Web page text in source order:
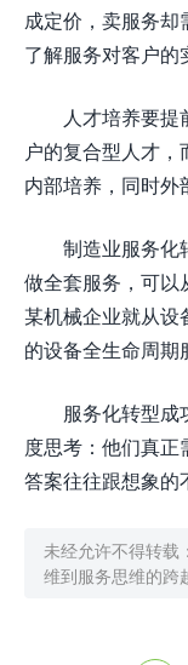
成定价，卖服务却
了解服务对客户的
人才培养要
户的复合型人才
内部培养，同时外
制造业服务化
做全套服务，可以
某机械企业就从设
的设备全生命周期
服务化转型成
度思考：他们真正
答案往往跟想象的
未经允许不得转载：
维到服务思维的跨